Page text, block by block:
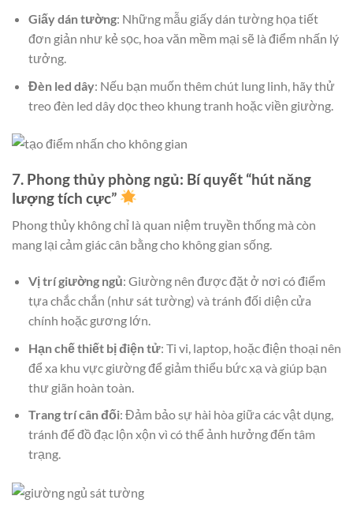
Giấy dán tường: Những mẫu giấy dán tường họa tiết
đơn giản như kẻ sọc, hoa văn mềm mại sẽ là điểm nhấn lý
tưởng.
Đèn led dây: Nếu bạn muốn thêm chút lung linh, hãy thử
treo đèn led dây dọc theo khung tranh hoặc viền giường.
7. Phong thủy phòng ngủ: Bí quyết “hút năng
lượng tích cực”
Phong thủy không chỉ là quan niệm truyền thống mà còn
mang lại cảm giác cân bằng cho không gian sống.
Vị trí giường ngủ: Giường nên được đặt ở nơi có điểm
tựa chắc chắn (như sát tường) và tránh đối diện cửa
chính hoặc gương lớn.
Hạn chế thiết bị điện tử: Ti vi, laptop, hoặc điện thoại nên
để xa khu vực giường để giảm thiểu bức xạ và giúp bạn
thư giãn hoàn toàn.
Trang trí cân đối: Đảm bảo sự hài hòa giữa các vật dụng,
tránh để đồ đạc lộn xộn vì có thể ảnh hưởng đến tâm
trạng.